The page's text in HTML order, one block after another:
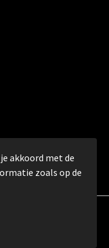
akkoord met de
zoals op de